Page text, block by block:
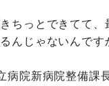
ちっとできてて
んじゃないんで
院新病院整備課